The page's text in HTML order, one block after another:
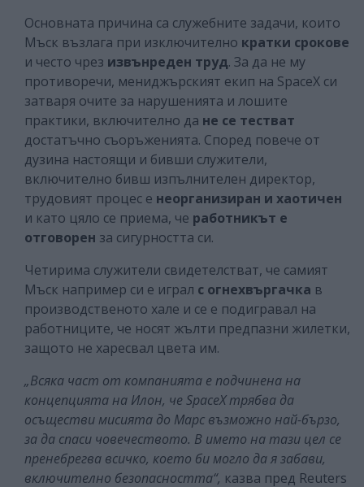
Основната причина са служебните задачи, които
Мъск възлага при изключително кратки срокове
и често чрез извънреден труд. За да не му
противоречи, мениджърският екип на SpaceX си
затваря очите за нарушенията и лошите
практики, включително да не се тестват
достатъчно съоръженията. Според повече от
дузина настоящи и бивши служители,
включително бивш изпълнителен директор,
трудовият процес е неорганизиран и хаотичен
и като цяло се приема, че работникът е
отговорен за сигурността си.
Четирима служители свидетелстват, че самият
Мъск например си е играл с огнехвъргачка в
производственото хале и се е подигравал на
работниците, че носят жълти предпазни жилетки,
защото не харесвал цвета им.
„Всяка част от компанията е подчинена на
концепцията на Илон, че SpaceX трябва да
осъществи мисията до Марс възможно най-бързо,
за да спаси човечеството. В името на тази цел се
пренебрегва всичко, което би могло да я забави,
включително безопасността“, казва пред Reuters